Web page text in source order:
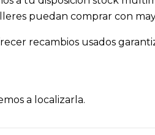
puedan comprar con
recambios usados
a localizarla.